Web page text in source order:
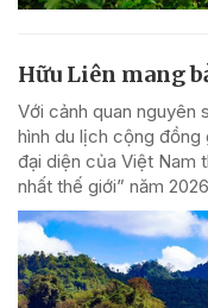
Hữu Liên mang
Với cảnh quan nguyên
hình du lịch cộng đồng
đại diện của Việt Nam
nhất thế giới” năm